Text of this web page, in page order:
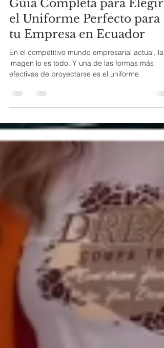
12 feb 2025
2 min de lectura
Guía Completa para Elegir
el Uniforme Perfecto para
tu Empresa en Ecuador
En el competitivo mundo empresarial actual, la
efectivas de proyectarse es el uniforme